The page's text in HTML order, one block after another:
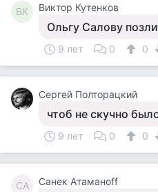
ВК Виктор Кутенков
Ольгу Салову
9 лет 0 0
Сергей Полторацкий
чтоб не скучно
9 лет 0 0
СА Санек Атаманoff